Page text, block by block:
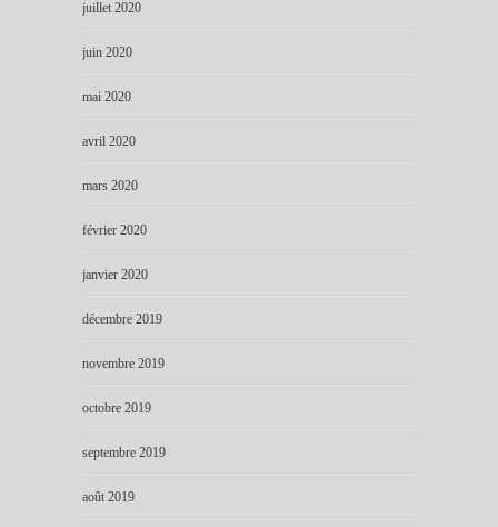
juillet 2020
juin 2020
mai 2020
avril 2020
mars 2020
février 2020
janvier 2020
décembre 2019
novembre 2019
octobre 2019
septembre 2019
août 2019